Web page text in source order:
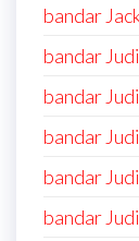
bandar
bandar
bandar
bandar
bandar
bandar